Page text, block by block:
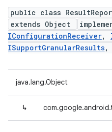
public class
extends Object
IConfigurationReceiver,
ISupportGranularResults,
java.lang.Object
↳